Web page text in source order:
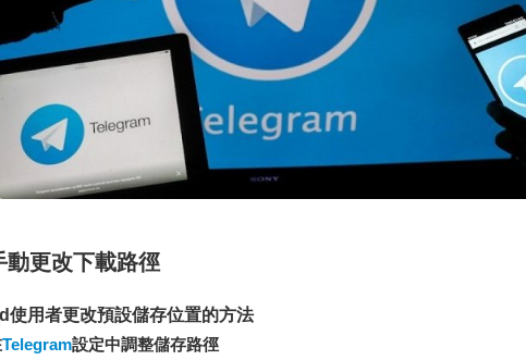
動更改下載路徑
使用者更改預設儲存位置的方法
Telegram設定中調整儲存路徑